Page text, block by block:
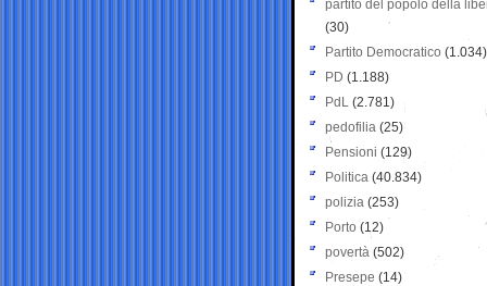
partito del popolo della
(30)
Partito Democratico (1.034)
PD (1.188)
PdL (2.781)
pedofilia (25)
Pensioni (129)
Politica (40.834)
polizia (253)
Porto (12)
povertà (502)
Presepe (14)